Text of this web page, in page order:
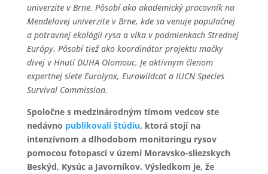
univerzite v Brne. Pôsobí ako akademický pracovník na
Mendelovej univerzite v Brne, kde sa venuje populačnej
a potravnej ekológii rysa a vlka v podmienkach Strednej
Európy. Pôsobí tiež ako koordinátor projektu mačky
divej v Hnutí DUHA Olomouc. Je aktívnym členom
expertnej siete Eurolynx, Eurowildcat a IUCN Species
Survival Commission.
Spoločne s medzinárodným tímom vedcov ste
nedávno publikovali štúdiu, ktorá stojí na
intenzívnom a dlhodobom monitoringu rysov
pomocou fotopascí v území Moravsko-sliezskych
Beskýd, Kysúc a Javorníkov. Výsledkom je, že